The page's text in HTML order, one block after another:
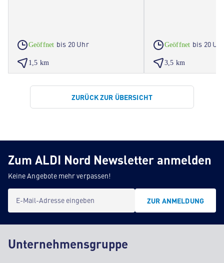
Geöffnet bis 20 Uhr
1,5 km
Geöffnet bis 20
3,5 km
ZURÜCK ZUR ÜBERSICHT
Zum ALDI Nord Newsletter anmelden
Keine Angebote mehr verpassen!
E-Mail-Adresse eingeben ZUR ANMELDUNG
Unternehmensgruppe